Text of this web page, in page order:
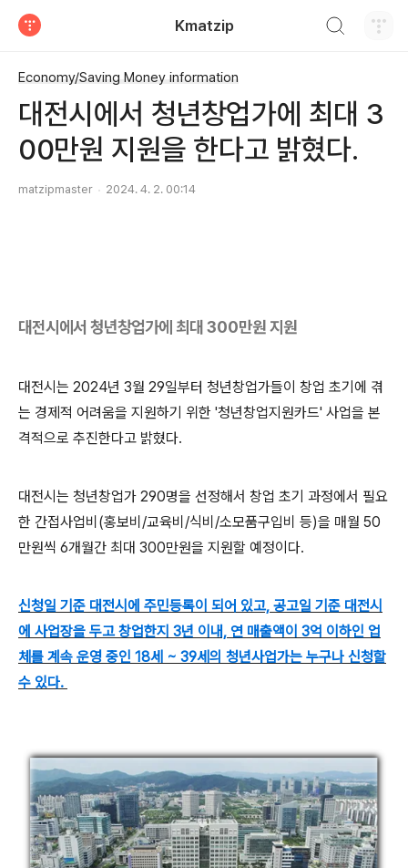
Kmatzip
Economy/Saving Money information
대전시에서 청년창업가에 최대 3
00만원 지원을 한다고 밝혔다.
matzipmaster 2024. 4. 2. 00:14
대전시에서 청년창업가에 최대 300만원 지원
대전시는 2024년 3월 29일부터 청년창업가들이 창업 초기에 겪
는 경제적 어려움을 지원하기 위한 '청년창업지원카드' 사업을 본
격적으로 추진한다고 밝혔다.
대전시는 청년창업가 290명을 선정해서 창업 초기 과정에서 필요
한 간접사업비(홍보비/교육비/식비/소모품구입비 등)을 매월 50
만원씩 6개월간 최대 300만원을 지원할 예정이다.
신청일 기준 대전시에 주민등록이 되어 있고, 공고일 기준 대전시
에 사업장을 두고 창업한지 3년 이내, 연 매출액이 3억 이하인 업
체를 계속 운영 중인 18세 ~ 39세의 청년사업가는 누구나 신청할
수 있다.